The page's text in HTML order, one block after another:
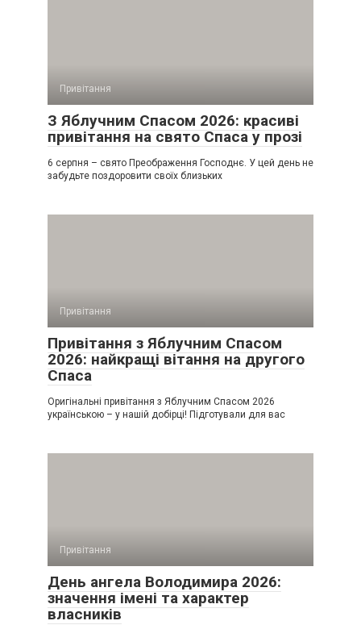
Привітання
З Яблучним Спасом 2026: красиві
привітання на свято Спаса у прозі
6 серпня – свято Преображення Господнє. У цей день не
забудьте поздоровити своїх близьких
Привітання
Привітання з Яблучним Спасом
2026: найкращі вітання на другого
Спаса
Оригінальні привітання з Яблучним Спасом 2026
українською – у нашій добірці! Підготували для вас
Привітання
День ангела Володимира 2026:
значення імені та характер
власників